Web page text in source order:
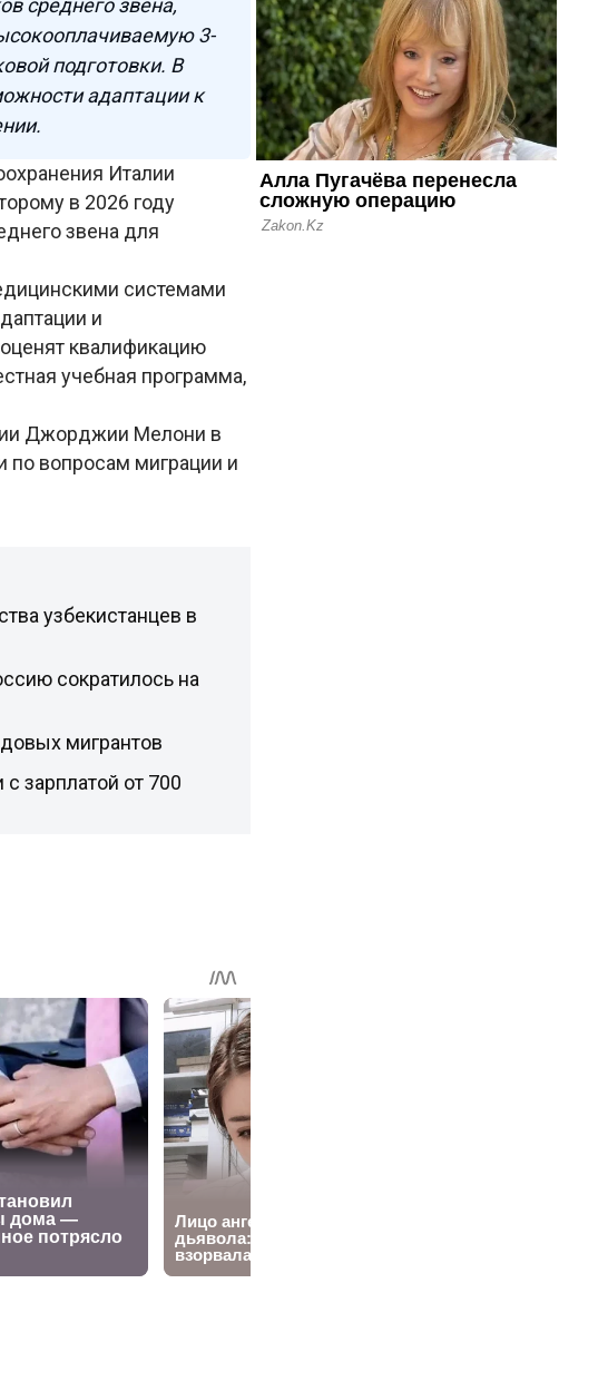
3-
подготовки. В
адаптации к
Италии
в 2026 году
звена для
системами
и
квалификацию
учебная программа,
Джорджии Мелони в
вопросам миграции и
узбекистанцев в
сократилось на
мигрантов
зарплатой от 700